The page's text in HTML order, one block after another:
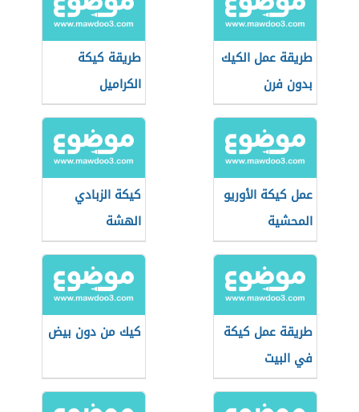
طريقة عمل الكيك
بدون فرن
طريقة كيكة
الكراميل
عمل كيكة الأوريو
المحشية
كيكة الزبادي
الهشة
طريقة عمل كيكة
في البيت
كيك من دون بيض